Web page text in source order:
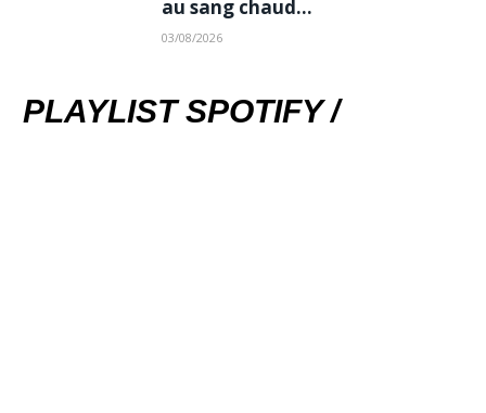
au sang chaud…
03/08/2026
PLAYLIST SPOTIFY /